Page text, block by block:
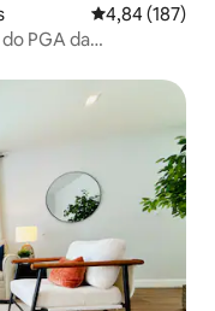
4,84 de uma
4,84 (187)
PGA da